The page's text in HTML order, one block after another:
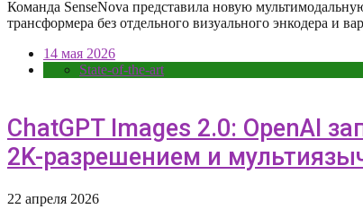
Команда SenseNova представила новую
трансформера без отдельного визуального энкодера и
14 мая 2026
State-of-the-art
ChatGPT Images 2.0: OpenAI
2K-разрешением и
22 апреля 2026